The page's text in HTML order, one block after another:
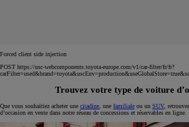
Forced client side injection
POST https://usc-webcomponents.toyota-europe.com/v1/car-filter/fr/fr?
Trouvez votre type de voiture
Que vous souhaitiez acheter une citadine , une familiale ou un SUV,
d’occasion en vente dans notre réseau de concessions et réservables en ligne.